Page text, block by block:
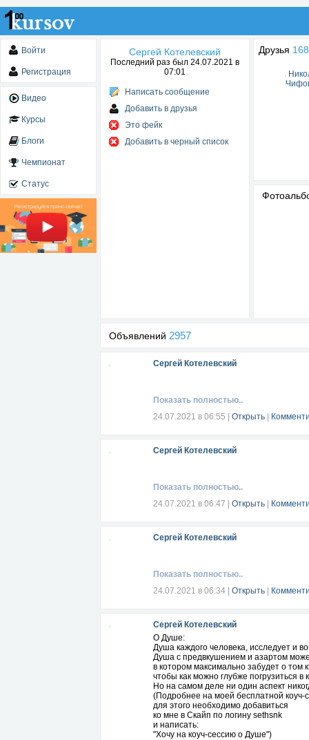
Войти
Регистрация
Видео
Курсы
Блоги
Чемпионат
Статус
Сергей Котелевский
Последний раз был 24.07.2021 в
07:01
Написать сообщение
Добавить в друзья
Это фейк
Добавить в черный список
Друзья
Объявлений 2957
Сергей Котелевский
Показать полностью..
24.07.2021 в 06:55
Открыть
Сергей Котелевский
Показать полностью..
24.07.2021 в 06:47
Открыть
Сергей Котелевский
Показать полностью..
24.07.2021 в 06:34
Открыть
Сергей Котелевский
О Душе:
Душа каждого человека, исследует и
Душа с предвкушением и азартом
в котором максимально забудет о том
чтобы как можно глубже погрузиться в
Но на самом деле ни один аспект
(Подробнее на моей бесплатной коуч-
для этого необходимо добавиться
ко мне в Скайп по логину sethsnk
и написать:
"Хочу на коуч-сессию о Душе")